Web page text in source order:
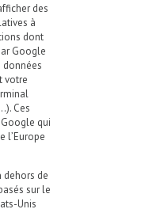
des
à
dont
Google
données
votre
Ces
qui
l’Europe
dehors de
sur le
Unis